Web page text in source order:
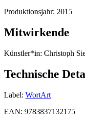
Produktionsjahr: 2015
Mitwirkende
Künstler*in: Christoph
Technische
Label: WortArt
EAN: 9783837132175